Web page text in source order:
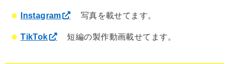
Instagram 写真を載せてます。
TikTok 短編の製作動画載せてます。